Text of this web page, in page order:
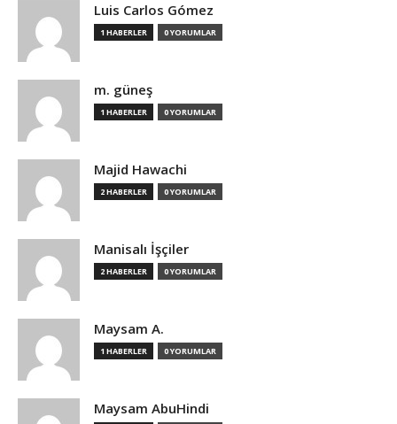
Luis Carlos Gómez
1 HABERLER 0 YORUMLAR
m. güneş
1 HABERLER 0 YORUMLAR
Majid Hawachi
2 HABERLER 0 YORUMLAR
Manisalı İşçiler
2 HABERLER 0 YORUMLAR
Maysam A.
1 HABERLER 0 YORUMLAR
Maysam AbuHindi